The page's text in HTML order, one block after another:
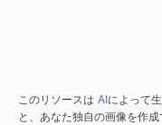
このリソースは AIによって
と、あなた独自の画像を作成